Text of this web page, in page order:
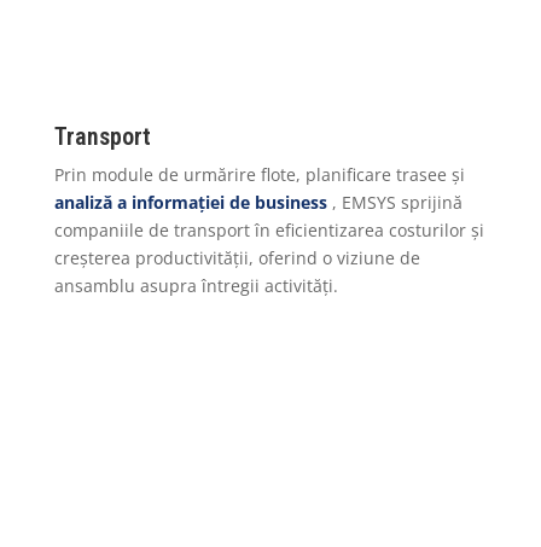
Transport
Prin module de urmărire flote, planificare trasee și
analiză a informației de business, EMSYS sprijină
companiile de transport în eficientizarea costurilor și
creșterea productivității, oferind o viziune de
ansamblu asupra întregii activități.